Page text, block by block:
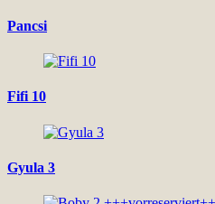
Pancsi
Fifi 10
Gyula 3